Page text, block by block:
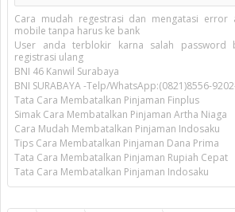
Cara mudah regestrasi dan mengatasi error
mobile tanpa harus ke bank
User anda terblokir karna salah password
registrasi ulang
BNI 46 Kanwil Surabaya
BNI SURABAYA -Telp/WhatsApp:(0821)8556-
Tata Cara Membatalkan Pinjaman Finplus
Simak Cara Membatalkan Pinjaman Artha Niaga
Cara Mudah Membatalkan Pinjaman Indosaku
Tips Cara Membatalkan Pinjaman Dana Prima
Tata Cara Membatalkan Pinjaman Rupiah Cepat
Tata Cara Membatalkan Pinjaman Indosaku